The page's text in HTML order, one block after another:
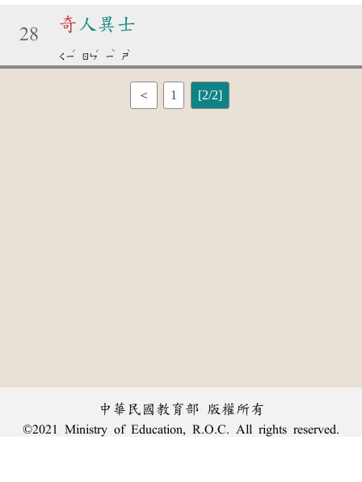
28
奇 人異士
ㄑㄧ
ˊ
ㄖㄣ
ˊ
ㄧ
ˋ
ㄕ
ˋ
＜ 1 [2/2]
中華民國教育部 版權所有
©2021 Ministry of Education, R.O.C. All rights reserved.